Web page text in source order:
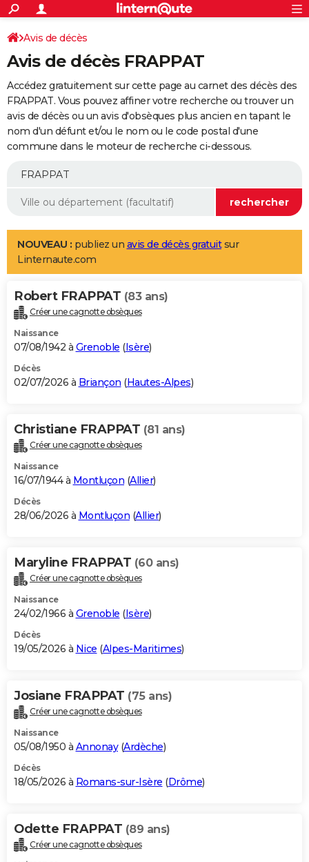
ACTUALITÉS
Politique
Société
Faits Divers
Education
Monde
Villes
+
SPORT
Coupe du monde 2026
Football
Tennis
Cyclisme
Rugby
Forum
Programme TV
TNT
Streaming
Cinéma
Sorties cinéma
Musique
+
FINANCE
Retraite
Epargne
Immobilier
Risques naturels par ville
Banque
Assurance
AUTO
Essais
Réserver un essai
Citadines
Berlines
SUV
Forum auto
+
Mobiles
Meilleur smartphone
Internet
Ordinateurs
Jeux vidéo
Guide high-tech
Aménagement intérieur
LIFESTYLE
Art de vivre
Bien-être
Loisirs
Mode
Modes de vie
Alimentation
Guide de la santé
Maladies
Médicaments
Sommeil
VOYAGE
Destinations
City break
Voyage nature
Voyage de noces
Forum
Climat
+PHOTO
GUIDES D'ACHAT
BONS PLANS
Carte de Noël
Carte Bonne année
Carte Saint-Valentin
Carte Pâques
Carte d'anniversaire
DICTIONNAIRE
Dictionnaire
Biographies
Citations
Expressions
Proverbes
PROGRAMME TV
S'inscrire
Se connecter
Lycées
Collèges
Primaires
Universités
Entreprises
Service militaire
Avis de recherche
AVIS DE DÉCÈS
Bricolage
Lifestyle
Culture
Sport
Auto
Television
Voyage
Cinema
Avis de décès
Avis de décès FRAPPAT
Accédez gratuitement sur cette page au carnet des décès des
FRAPPAT. Vous pouvez affiner votre recherche ou trouver un
avis de décès ou un avis d'obsèques plus ancien en tapant le
nom d'un défunt et/ou le nom ou le code postal d'une
commune dans le moteur de recherche ci-dessous.
NOUVEAU : publiez un avis de décès gratuitsur
Linternaute.com
Robert FRAPPAT (83 ans)
Créer une cagnotte obsèques
Naissance
07/08/1942 à Grenoble (Isère)
Décès
02/07/2026 à Briançon (Hautes-Alpes)
Christiane FRAPPAT (81 ans)
Créer une cagnotte obsèques
Naissance
16/07/1944 à Montluçon (Allier)
Décès
28/06/2026 à Montluçon (Allier)
Maryline FRAPPAT (60 ans)
Créer une cagnotte obsèques
Naissance
24/02/1966 à Grenoble (Isère)
Décès
19/05/2026 à Nice (Alpes-Maritimes)
Josiane FRAPPAT (75 ans)
Créer une cagnotte obsèques
Naissance
05/08/1950 à Annonay(Ardèche)
Décès
18/05/2026 à Romans-sur-Isère (Drôme)
Odette FRAPPAT (89 ans)
Créer une cagnotte obsèques